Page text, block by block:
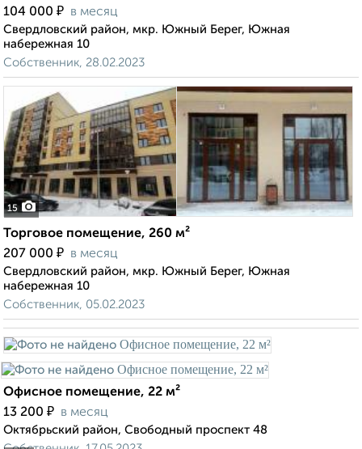
104 000 ₽ в месяц
Свердловский район, мкр. Южный Берег, Южная
набережная 10
Собственник, 28.02.2023
15
Торговое помещение, 260 м²
207 000 ₽ в месяц
Свердловский район, мкр. Южный Берег, Южная
набережная 10
Собственник, 05.02.2023
Офисное помещение, 22 м²
13 200 ₽ в месяц
Октябрьский район, Свободный проспект 48